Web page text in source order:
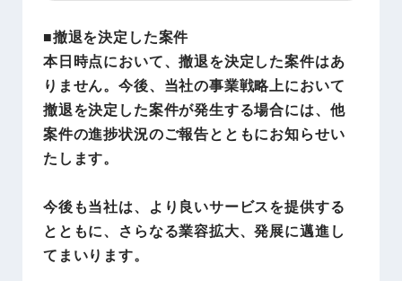
■撤退を決定した案件
本日時点において、撤退を決定した案件はあ
りません。今後、当社の事業戦略上において
撤退を決定した案件が発生する場合には、他
案件の進捗状況のご報告とともにお知らせい
たします。
今後も当社は、より良いサービスを提供する
とともに、さらなる業容拡大、発展に邁進し
てまいります。